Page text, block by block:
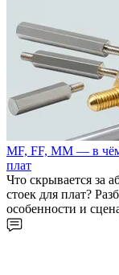
MF, FF, MM — в
плат
Что скрывается за
стоек для плат?
особенности и